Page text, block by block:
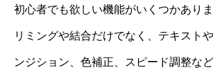
初心者でも欲しい機能がいくつかあり
リミングや結合だけでなく、テキスト
ンジション、色補正、スピード調整な